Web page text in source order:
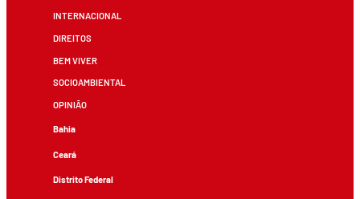
INTERNACIONAL
DIREITOS
BEM VIVER
SOCIOAMBIENTAL
OPINIÃO
Bahia
Ceará
Distrito Federal